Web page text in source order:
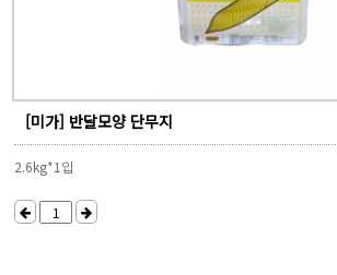
[미가] 반달모양 단무지
2.6kg*1입